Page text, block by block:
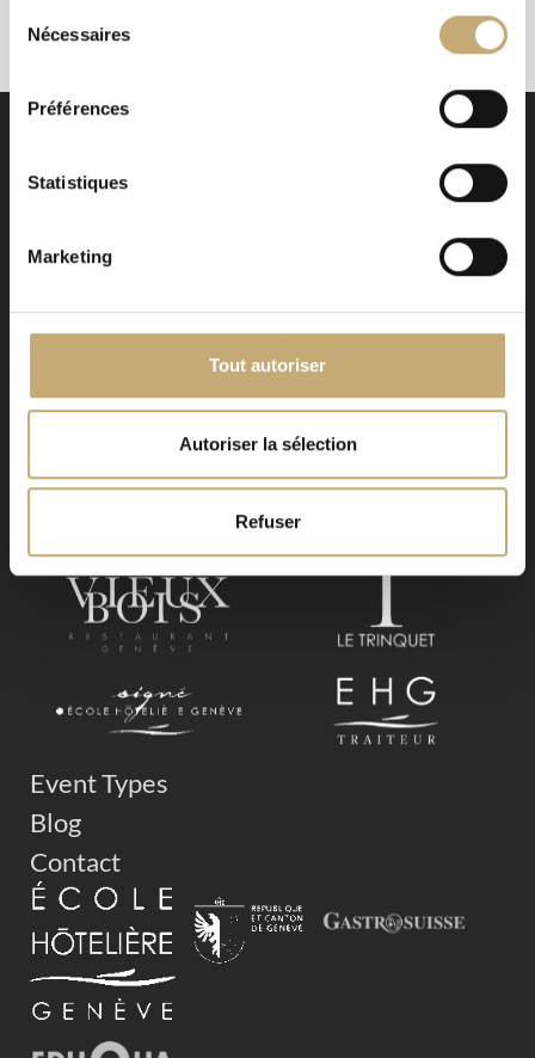
Nécessaires
Préférences
Statistiques
Marketing
Tout autoriser
Autoriser la sélection
Refuser
Avenue de la Paix 12
CH - 1202 Genève
Alternative:
Event Types
Blog
Contact